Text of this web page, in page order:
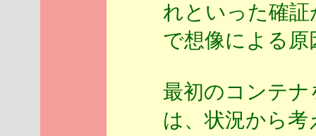
れといった確
で想像による
最初のコンテ
は、状況から